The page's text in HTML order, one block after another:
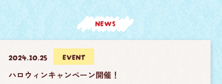
NEWS
2024.10.25
EVENT
ハロウィンキャンペーン開催！